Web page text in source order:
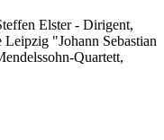
Elster - Dirigent,
"Johann Sebastian
Quartett,